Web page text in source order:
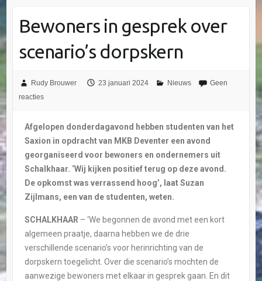
Bewoners in gesprek over
scenario’s dorpskern
Rudy Brouwer 23 januari 2024 Nieuws
Geen
reacties
Afgelopen donderdagavond hebben studenten van het
Saxion in opdracht van MKB Deventer een avond
georganiseerd voor bewoners en ondernemers uit
Schalkhaar. ‘Wij kijken positief terug op deze avond.
De opkomst was verrassend hoog’, laat Suzan
Zijlmans, een van de studenten, weten.
SCHALKHAAR – ‘We begonnen de avond met een kort
algemeen praatje, daarna hebben we de drie
verschillende scenario’s voor herinrichting van de
dorpskern toegelicht. Over die scenario’s mochten de
aanwezige bewoners met elkaar in gesprek gaan. En dit